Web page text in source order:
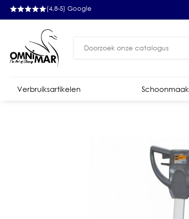
(4,8-5) Google
Zoeken
Verbruiksartikelen Schoonmaak